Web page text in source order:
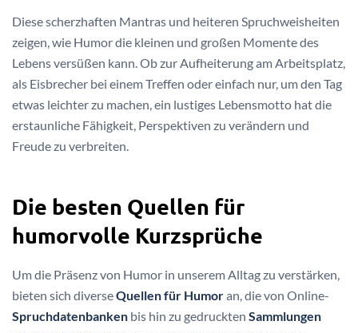
Diese scherzhaften Mantras und heiteren Spruchweisheiten
zeigen, wie Humor die kleinen und großen Momente des
Lebens versüßen kann. Ob zur Aufheiterung am Arbeitsplatz,
als Eisbrecher bei einem Treffen oder einfach nur, um den Tag
etwas leichter zu machen, ein lustiges Lebensmotto hat die
erstaunliche Fähigkeit, Perspektiven zu verändern und
Freude zu verbreiten.
Die besten Quellen für
humorvolle Kurzsprüche
Um die Präsenz von Humor in unserem Alltag zu verstärken,
bieten sich diverseQuellen für Humoran, die von Online-
Spruchdatenbanken bis hin zu gedruckten Sammlungen